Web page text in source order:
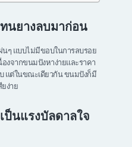
นยางลบมาก่อน
ๆ แบบไม่มีขอบในการลบรอย
งจากขนมปังหาง่ายและราคา
แต่ในขณะเดียวกัน ขนมปังก็มี
ง่าย
นแรงบัลดาลใจ